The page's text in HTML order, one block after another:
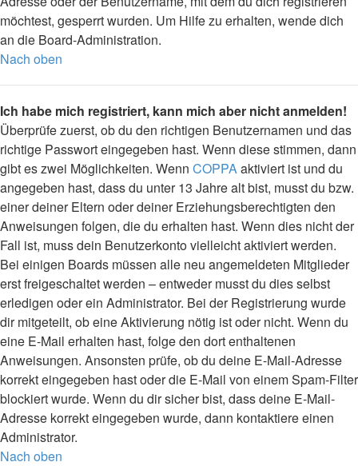
möchtest, gesperrt wurden. Um Hilfe zu erhalten, wende dich
an die Board-Administration.
Nach oben
Ich habe mich registriert, kann mich aber nicht anmelden!
Überprüfe zuerst, ob du den richtigen Benutzernamen und das
richtige Passwort eingegeben hast. Wenn diese stimmen, dann
gibt es zwei Möglichkeiten. Wenn COPPAaktiviert ist und du
angegeben hast, dass du unter 13 Jahre alt bist, musst du bzw.
einer deiner Eltern oder deiner Erziehungsberechtigten den
Anweisungen folgen, die du erhalten hast. Wenn dies nicht der
Fall ist, muss dein Benutzerkonto vielleicht aktiviert werden.
Bei einigen Boards müssen alle neu angemeldeten Mitglieder
erst freigeschaltet werden – entweder musst du dies selbst
erledigen oder ein Administrator. Bei der Registrierung wurde
dir mitgeteilt, ob eine Aktivierung nötig ist oder nicht. Wenn du
eine E-Mail erhalten hast, folge den dort enthaltenen
Anweisungen. Ansonsten prüfe, ob du deine E-Mail-Adresse
korrekt eingegeben hast oder die E-Mail von einem Spam-Filter
blockiert wurde. Wenn du dir sicher bist, dass deine E-Mail-
Adresse korrekt eingegeben wurde, dann kontaktiere einen
Administrator.
Nach oben